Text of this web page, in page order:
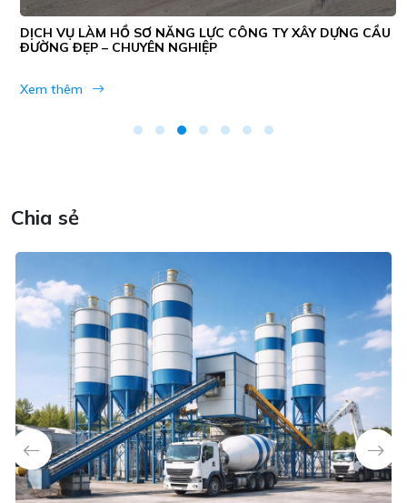
DỊCH VỤ LÀM HỒ SƠ NĂNG LỰC CÔNG TY XÂY DỰNG CẦU
ĐƯỜNG ĐẸP – CHUYÊN NGHIỆP
Xem thêm
Chia sẻ